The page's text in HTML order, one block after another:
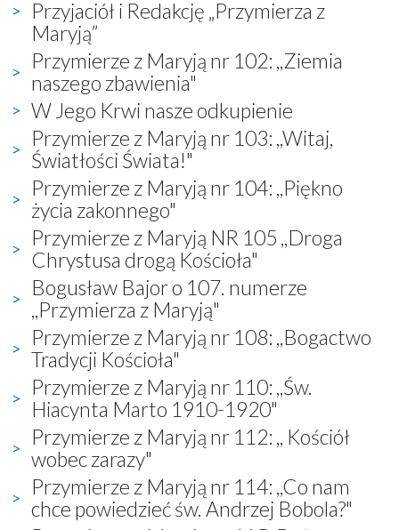
Przyjaciół i Redakcję „Przymierza z
Maryją”
Przymierze z Maryją nr 102: ,,Ziemia
naszego zbawienia"
W Jego Krwi nasze odkupienie
Przymierze z Maryją nr 103: ,,Witaj,
Światłości Świata!"
Przymierze z Maryją nr 104: ,,Piękno
życia zakonnego"
Przymierze z Maryją NR 105 ,,Droga
Chrystusa drogą Kościoła"
Bogusław Bajor o 107. numerze
,,Przymierza z Maryją"
Przymierze z Maryją nr 108: ,,Bogactwo
Tradycji Kościoła"
Przymierze z Maryją nr 110: ,,Św.
Hiacynta Marto 1910-1920"
Przymierze z Maryją nr 112: ,, Kościół
wobec zarazy"
Przymierze z Maryją nr 114: ,,Co nam
chce powiedzieć św. Andrzej Bobola?"